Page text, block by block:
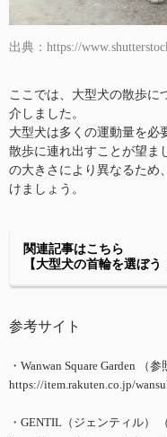
出典：https://
ここでは、大型犬の散歩に
介しました。
大型犬は多くの運動量を必
散歩に連れ出すことが望ま
の大きさにより異なるため
けましょう。
関連記事はこちら
【大型犬の首輪を選ぼう
参考サイト
・Wanwan Square Garden （
https://item.rakuten.co.jp/
・GENTIL（ジェンティル）